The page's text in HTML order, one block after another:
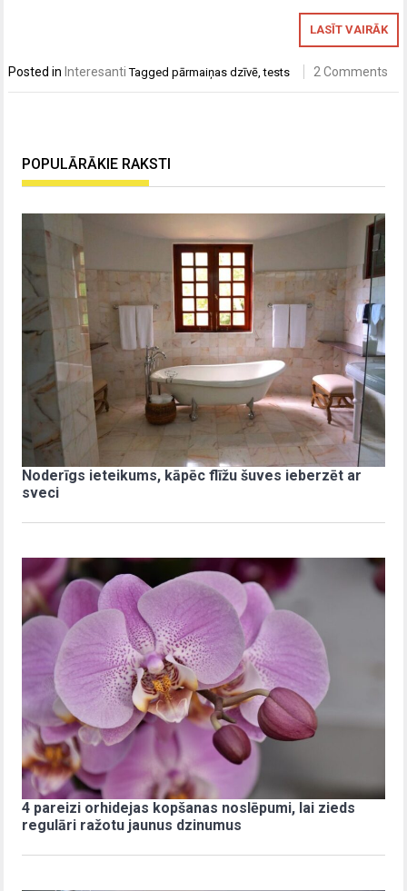
LASĪT VAIRĀK
Posted in Interesanti Taggedpārmaiņas dzīvē,tests 2 Comments
POPULĀRĀKIE RAKSTI
Noderīgs ieteikums, kāpēc flīžu šuves ieberzēt ar
sveci
4 pareizi orhidejas kopšanas noslēpumi, lai zieds
regulāri ražotu jaunus dzinumus